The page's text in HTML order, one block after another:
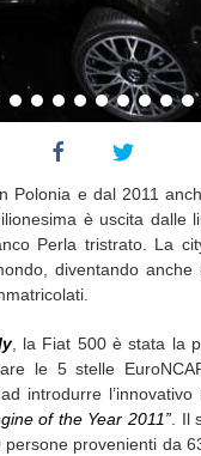
Polonia e dal 2011
è uscita dalle
Perla tristrato. La
diventando anche
, la Fiat 500 è stata la
le 5 stelle
introdurre
of the Year 2011” .
provenienti da